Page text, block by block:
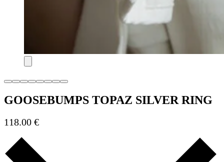
GOOSEBUMPS TOPAZ SILVER RING
118.00 €